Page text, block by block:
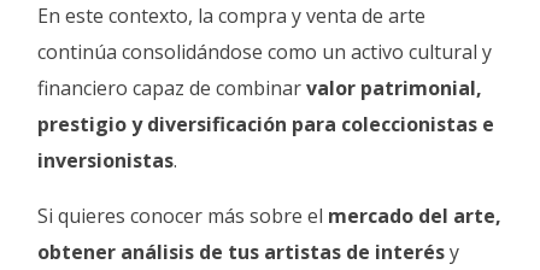
En este contexto, la compra y venta de arte
continúa consolidándose como un activo cultural y
financiero capaz de combinarvalor patrimonial,
prestigio y diversificación para coleccionistas e
inversionistas.
Si quieres conocer más sobre el mercado del arte,
obtener análisis de tus artistas de interésy